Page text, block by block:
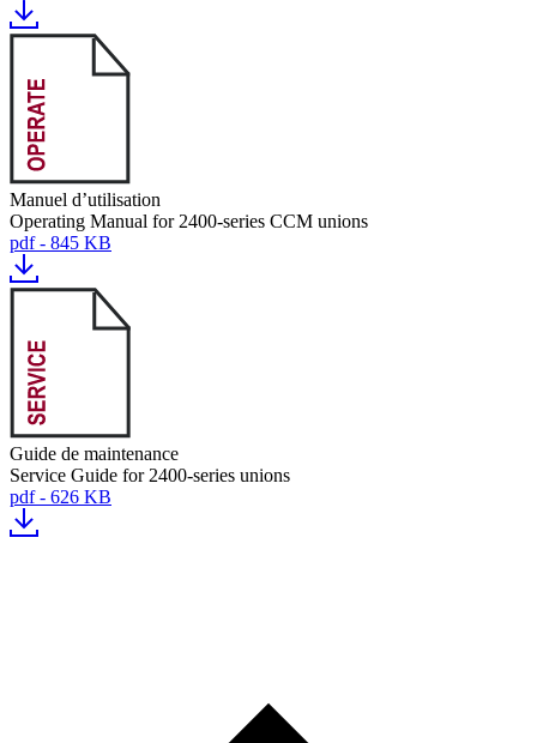
Manuel d’utilisation
Operating Manual for 2400-series CCM unions
pdf - 845 KB
Guide de maintenance
Service Guide for 2400-series unions
pdf - 626 KB